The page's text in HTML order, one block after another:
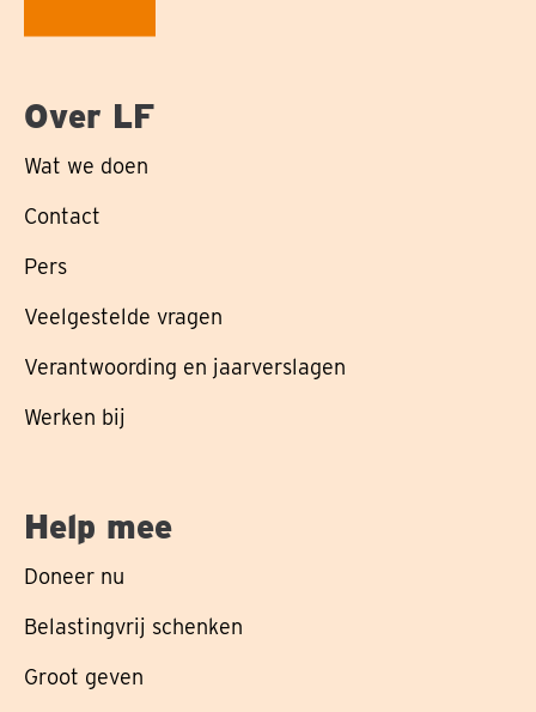
Over LF
Wat we doen
Contact
Pers
Veelgestelde vragen
Verantwoording en jaarverslagen
Werken bij
Help mee
Doneer nu
Belastingvrij schenken
Groot geven